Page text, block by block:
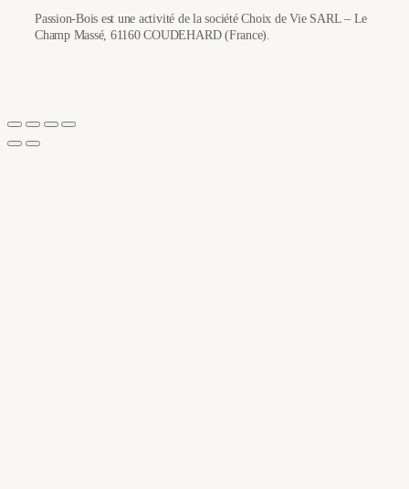
Passion-Bois est une activité de la société Choix de Vie SARL – Le
Champ Massé, 61160 COUDEHARD (France).